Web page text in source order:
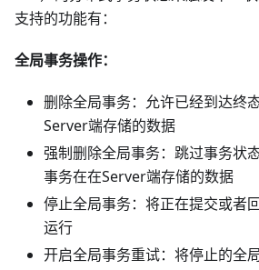
支持的功能有：
全局事务操作：
删除全局事务：允许已经到达终
Server端存储的数据
强制删除全局事务：跳过事务状
事务在在Server端存储的数据
停止全局事务：将正在提交或者
运行
开启全局事务重试：将停止的全